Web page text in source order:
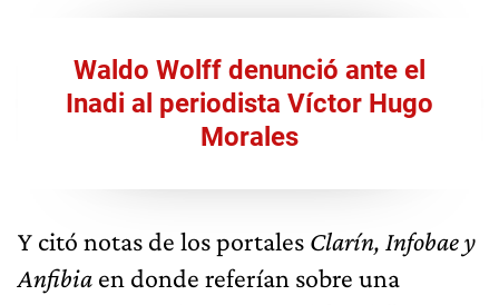
Waldo Wolff denunció ante el
Inadi al periodista Víctor Hugo
Morales
Y citó notas de los portales Clarín, Infobae y
Anfibia en donde referían sobre una